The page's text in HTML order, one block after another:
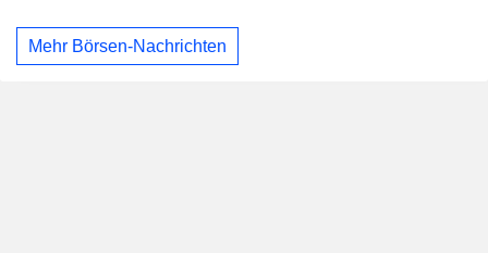
Mehr Börsen-Nachrichten